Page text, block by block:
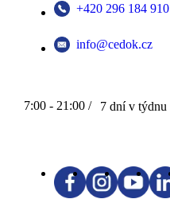
+420 296 184 910
info@cedok.cz
7:00 - 21:00 / 7 dní v týdnu